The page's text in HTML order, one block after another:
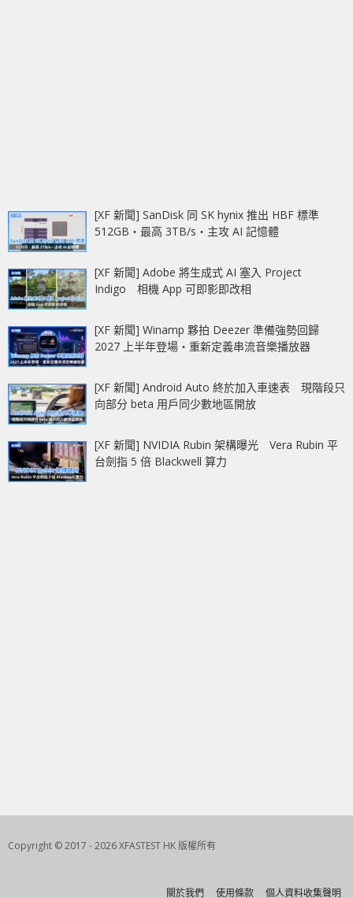
[XF 新聞] SanDisk 同 SK hynix 推出 HBF 標準
512GB‧最高 3TB/s‧主攻 AI 記憶體
[XF 新聞] Adobe 將生成式 AI 塞入 Project
Indigo 相機 App 可即影即改相
[XF 新聞] Winamp 夥拍 Deezer 準備強勢回歸
2027 上半年登場‧重新定義串流音樂播放器
[XF 新聞] Android Auto 終於加入車速表 現階段只
向部分 beta 用戶同少數地區開放
[XF 新聞] NVIDIA Rubin 架構曝光 Vera Rubin 平
台劍指 5 倍 Blackwell 算力
Copyright © 2017 - 2026 XFASTEST HK 版權所有
關於我們 使用條款 個人資料收集聲明